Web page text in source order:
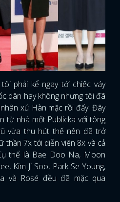
phải kể ngay tới chiếc váy
dân hay không nhưng tôi đã
xứ Hàn mặc rồi đấy. Đây
từ nhà mốt Publicka với tông
vừa thu hút thế nên đã trở
thần 7x tới diễn viên 8x và cả
thể là Bae Doo Na, Moon
Kim Ji Soo, Park Se Young,
và Rosé đều đã mặc qua